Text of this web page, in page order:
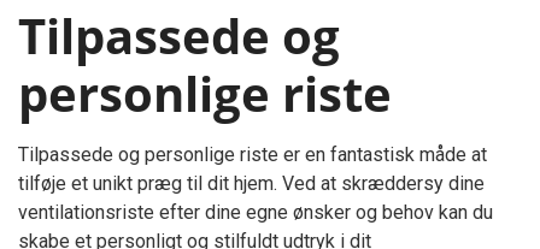
Tilpassede og
personlige riste
Tilpassede og personlige riste er en fantastisk måde at
tilføje et unikt præg til dit hjem. Ved at skræddersy dine
ventilationsriste efter dine egne ønsker og behov kan du
skabe et personligt og stilfuldt udtryk i dit